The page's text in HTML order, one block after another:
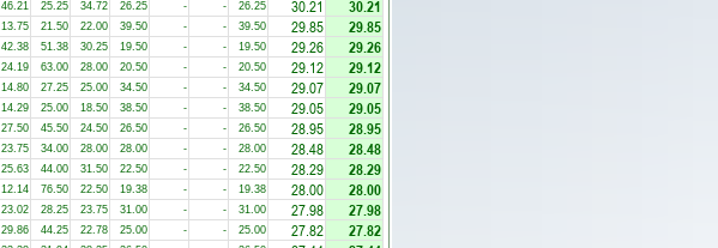
46.21 25.25 34.72 26.25 - - 26.25 30.21 30.21
13.75 21.50 22.00 39.50 - - 39.50 29.85 29.85
42.38 51.38 30.25 19.50 - - 19.50 29.26 29.26
24.19 63.00 28.00 20.50 - - 20.50 29.12 29.12
14.80 27.25 25.00 34.50 - - 34.50 29.07 29.07
14.29 25.00 18.50 38.50 - - 38.50 29.05 29.05
27.50 45.50 24.50 26.50 - - 26.50 28.95 28.95
23.75 34.00 28.00 28.00 - - 28.00 28.48 28.48
25.63 44.00 31.50 22.50 - - 22.50 28.29 28.29
12.14 76.50 22.50 19.38 - - 19.38 28.00 28.00
23.02 28.25 23.75 31.00 - - 31.00 27.98 27.98
29.86 44.25 22.78 25.00 - - 25.00 27.82 27.82